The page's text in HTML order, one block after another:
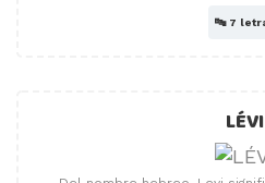
🔤 7
LÉVI